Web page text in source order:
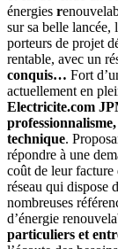
énergies r
sur sa belle lancée,
porteurs de projet
rentable, avec un
conquis… Fort
actuellement en
Electricite.com
technique.
répondre à une
coût de leur facture
réseau qui dispose
nombreuses
d’énergie
particuliers et